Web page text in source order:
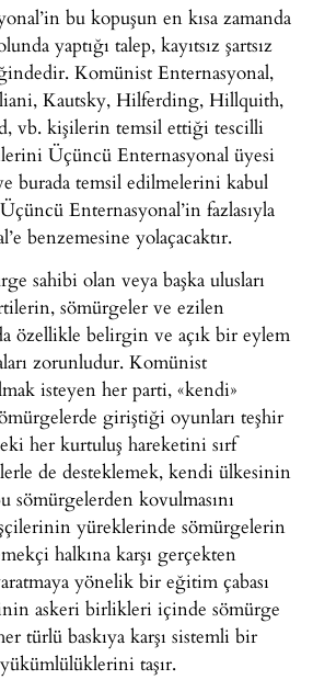
bu kopuşun en kısa zamanda
yaptığı talep, kayıtsız şartsız
Komünist Enternasyonal,
Kautsky, Hilferding, Hillquith,
vb. kişilerin temsil ettiği tescilli
Üçüncü Enternasyonal üyesi
burada temsil edilmelerini kabul
Enternasyonal’in fazlasıyla
benzemesine yolaçacaktır.
sahibi olan veya başka ulusları
sömürgeler ve ezilen
özellikle belirgin ve açık bir eylem
zorunludur. Komünist
isteyen her parti, «kendi»
giriştiği oyunları teşhir
her kurtuluş hareketini sırf
de desteklemek, kendi ülkesinin
sömürgelerden kovulmasını
yüreklerinde sömürgelerin
halkına karşı gerçekten
yönelik bir eğitim çabası
askeri birlikleri içinde sömürge
türlü baskıya karşı sistemli bir
taşır.